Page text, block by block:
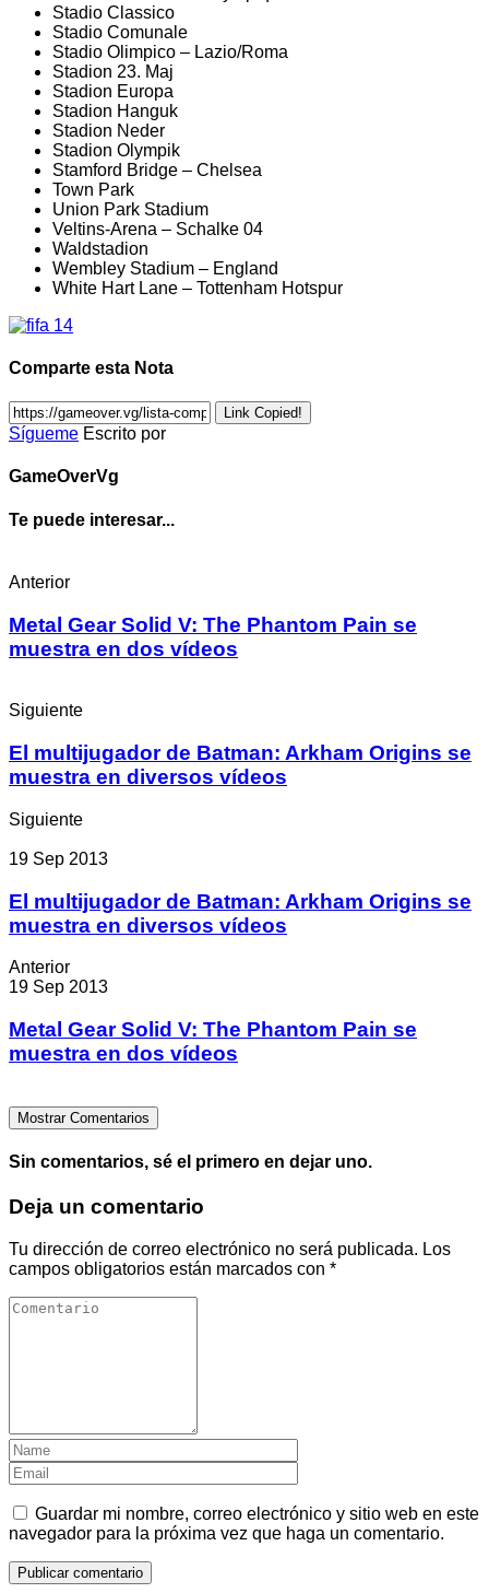
Stadio Classico
Stadio Comunale
Stadio Olimpico – Lazio/Roma
Stadion 23. Maj
Stadion Europa
Stadion Hanguk
Stadion Neder
Stadion Olympik
Stamford Bridge – Chelsea
Town Park
Union Park Stadium
Veltins-Arena – Schalke 04
Waldstadion
Wembley Stadium – England
White Hart Lane – Tottenham Hotspur
Comparte esta Nota
Link Copied!
Sígueme Escrito por
GameOverVg
Te puede interesar...
Anterior
Metal Gear Solid V: The Phantom Pain se
muestra en dos vídeos
Siguiente
El multijugador de Batman: Arkham Origins se
muestra en diversos vídeos
Siguiente
19 Sep 2013
El multijugador de Batman: Arkham Origins se
muestra en diversos vídeos
Anterior
19 Sep 2013
Metal Gear Solid V: The Phantom Pain se
muestra en dos vídeos
Mostrar Comentarios
Sin comentarios, sé el primero en dejar uno.
Deja un comentario
Tu dirección de correo electrónico no será publicada. Los
campos obligatorios están marcados con *
Guardar mi nombre, correo electrónico y sitio web en este
navegador para la próxima vez que haga un comentario.